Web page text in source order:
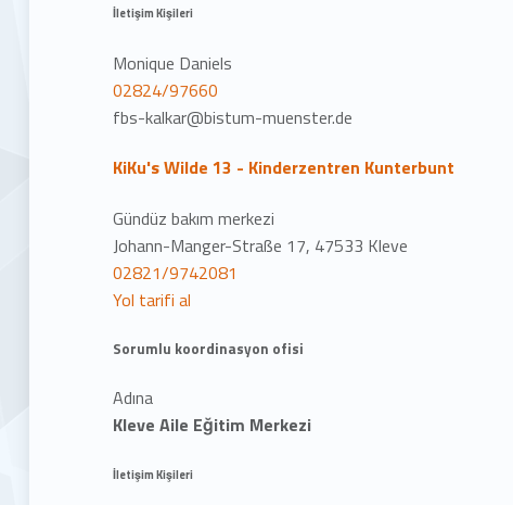
İletişim Kişileri
Monique Daniels
02824/97660
fbs-kalkar@bistum-muenster.de
KiKu's Wilde 13 - Kinderzentren Kunterbunt
Gündüz bakım merkezi
Johann-Manger-Straße 17, 47533 Kleve
02821/9742081
Yol tarifi al
Sorumlu koordinasyon ofisi
Adına
Kleve Aile Eğitim Merkezi
İletişim Kişileri